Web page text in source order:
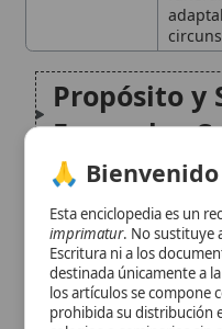
Estructura
Ritos
Aspectos
Prácticos
Posteriores
Conclusión
🙏 Bienvenido
Esta enciclopedia es un
imprimatur. No sustituye al
Escritura ni a los
destinada únicamente a la
los artículos se compone con
colegios o seminarios sin
Se insta a consultar siempre
del menú superior.
ha leído y acepta
aviso legal